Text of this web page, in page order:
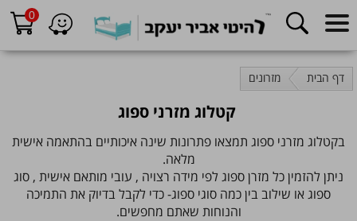
0
דף הבית מזרונים
קטלוג מזרני ספוג
בקטלוג מזרני ספוג תמצאו פתרונות שינה איכותיים בהתאמה אישית
מלאה.
ניתן להזמין כל מזרן ספוג לפי מידה רצויה , עובי מותאם אישית , סוג
ספוג או שילוב בין כמה סוגי ספוג- כדי לקבל בדיוק את התמיכה
והנוחות שאתם מחפשים.